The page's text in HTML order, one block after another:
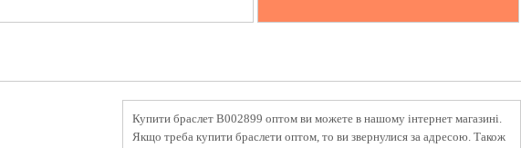
Купити браслет B002899 оптом ви можете в нашому інтернет магазині.
Якщо треба купити браслети оптом, то ви звернулися за адресою. Також